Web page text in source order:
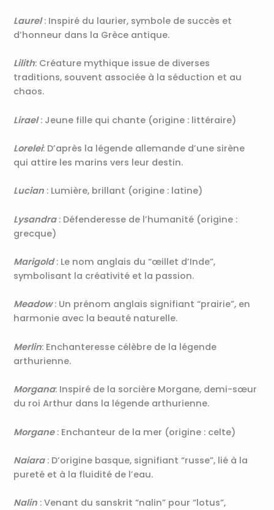
Laurel: Inspiré du laurier, symbole de succès et
d’honneur dans la Grèce antique.
Lilith: Créature mythique issue de diverses
traditions, souvent associée à la séduction et au
chaos.
Lirael: Jeune fille qui chante (origine : littéraire)
Lorelei: D’après la légende allemande d’une sirène
qui attire les marins vers leur destin.
Lucian : Lumière, brillant (origine : latine)
Lysandra: Défenderesse de l’humanité (origine :
grecque)
Marigold: Le nom anglais du “œillet d’Inde”,
symbolisant la créativité et la passion.
Meadow: Un prénom anglais signifiant “prairie”, en
harmonie avec la beauté naturelle.
Merlin: Enchanteresse célèbre de la légende
arthurienne.
Morgana: Inspiré de la sorcière Morgane, demi-sœur
du roi Arthur dans la légende arthurienne.
Morgane: Enchanteur de la mer (origine : celte)
Naiara: D’origine basque, signifiant “russe”, lié à la
pureté et à la fluidité de l’eau.
Nalin : Venant du sanskrit “nalin” pour “lotus”,